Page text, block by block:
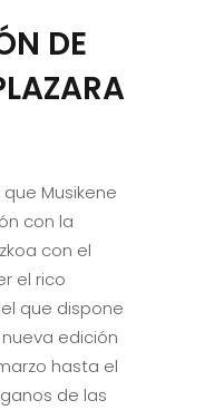
DE
Musikene
con la
con el
el rico
que dispone
edición
hasta el
de las